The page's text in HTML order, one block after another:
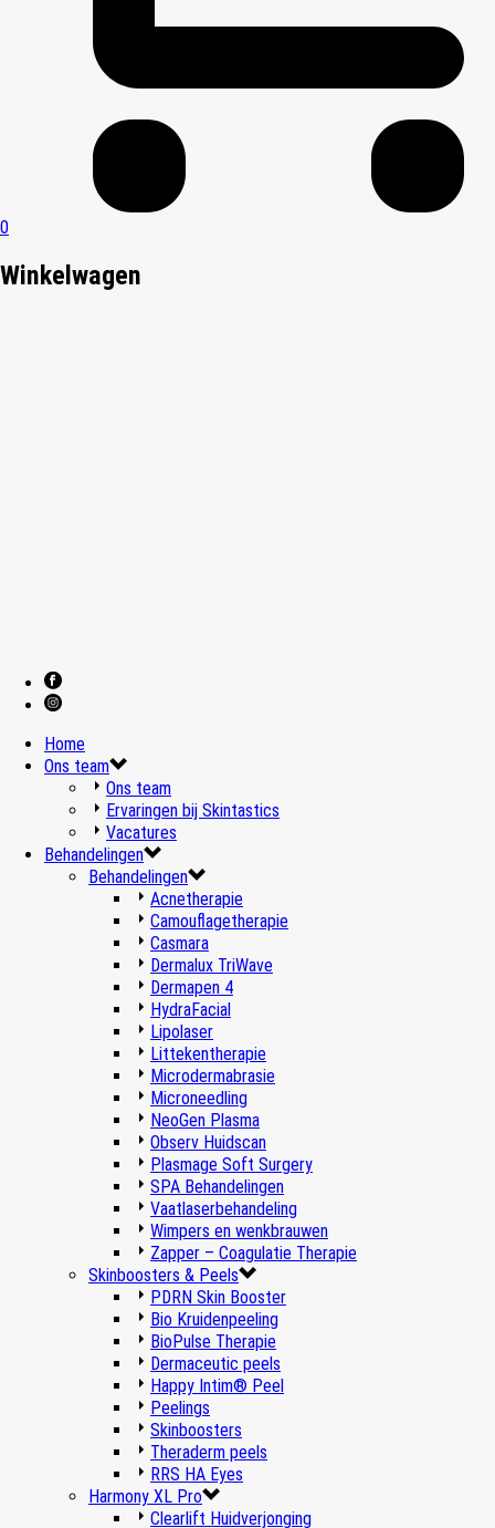
0
Winkelwagen
Home
Ons team
Ons team
Ervaringen bij Skintastics
Vacatures
Behandelingen
Behandelingen
Acnetherapie
Camouflagetherapie
Casmara
Dermalux TriWave
Dermapen 4
HydraFacial
Lipolaser
Littekentherapie
Microdermabrasie
Microneedling
NeoGen Plasma
Observ Huidscan
Plasmage Soft Surgery
SPA Behandelingen
Vaatlaserbehandeling
Wimpers en wenkbrauwen
Zapper – Coagulatie Therapie
Skinboosters & Peels
PDRN Skin Booster
Bio Kruidenpeeling
BioPulse Therapie
Dermaceutic peels
Happy Intim® Peel
Peelings
Skinboosters
Theraderm peels
RRS HA Eyes
Harmony XL Pro
Clearlift Huidverjonging